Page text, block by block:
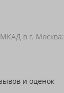
в г. Москва:
и оценок